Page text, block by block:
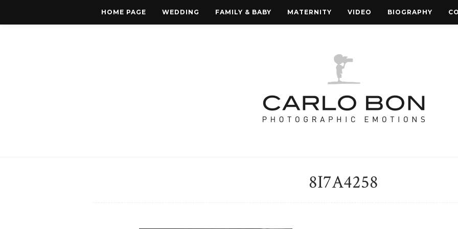
HOME PAGE WEDDING FAMILY & BABY MATERNITY VIDEO BIOGRAPHY
8I7A4258